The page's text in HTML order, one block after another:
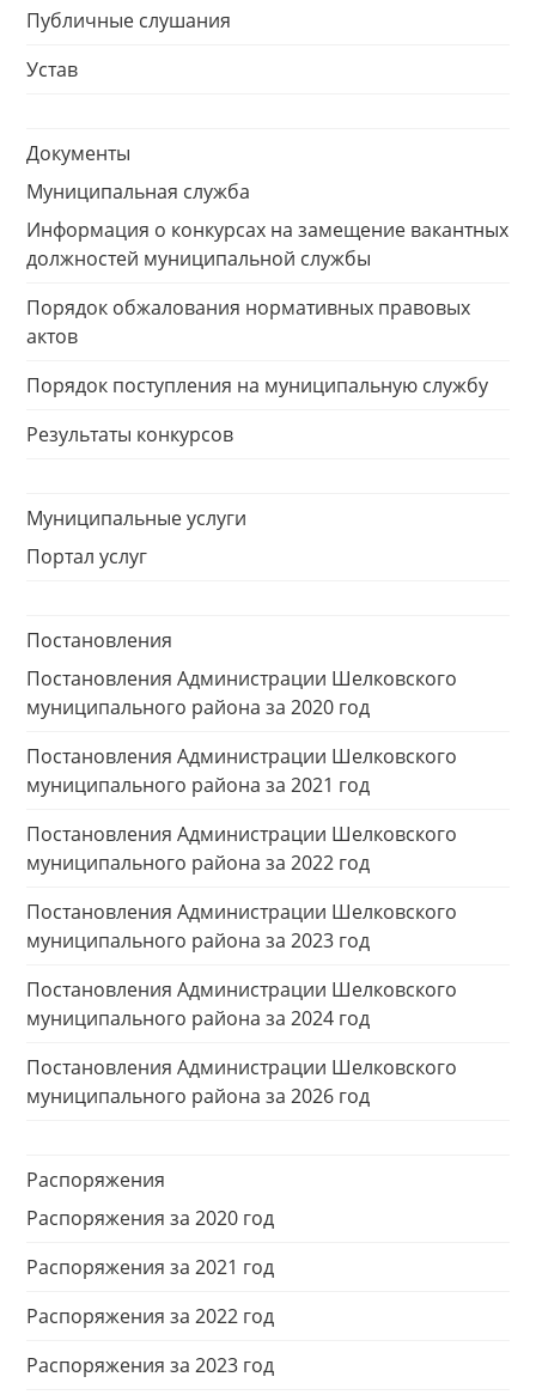
Публичные слушания
Устав
Документы
Муниципальная служба
Информация о конкурсах на замещение вакантных
должностей муниципальной службы
Порядок обжалования нормативных правовых
актов
Порядок поступления на муниципальную службу
Результаты конкурсов
Муниципальные услуги
Портал услуг
Постановления
Постановления Администрации Шелковского
муниципального района за 2020 год
Постановления Администрации Шелковского
муниципального района за 2021 год
Постановления Администрации Шелковского
муниципального района за 2022 год
Постановления Администрации Шелковского
муниципального района за 2023 год
Постановления Администрации Шелковского
муниципального района за 2024 год
Постановления Администрации Шелковского
муниципального района за 2026 год
Распоряжения
Распоряжения за 2020 год
Распоряжения за 2021 год
Распоряжения за 2022 год
Распоряжения за 2023 год